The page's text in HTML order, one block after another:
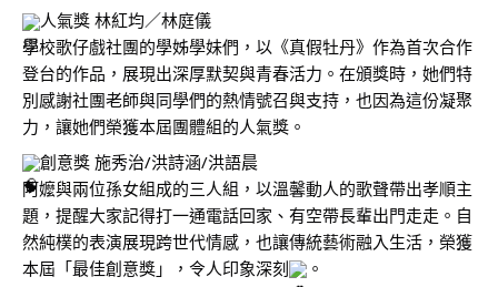
人氣獎 林紅均／林庭儀
學校歌仔戲社團的學姊學妹們，以《真假牡丹》作為首次合作
登台的作品，展現出深厚默契與青春活力。在頒獎時，她們特
別感謝社團老師與同學們的熱情號召與支持，也因為這份凝聚
力，讓她們榮獲本屆團體組的人氣獎。
創意獎 施秀治/洪詩涵/洪語晨
阿嬤與兩位孫女組成的三人組，以溫馨動人的歌聲帶出孝順主
題，提醒大家記得打一通電話回家、有空帶長輩出門走走。自
然純樸的表演展現跨世代情感，也讓傳統藝術融入生活，榮獲
本屆「最佳創意獎」，令人印象深刻
。